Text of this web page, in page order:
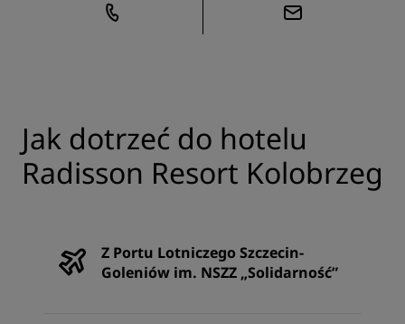
Jak dotrzeć do hotelu
Radisson Resort Kolobrzeg
Z Portu Lotniczego Szczecin-
Goleniów im. NSZZ „Solidarność”